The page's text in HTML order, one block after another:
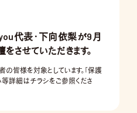
代表・下向依梨が9月
させていただきます。
皆様を対象としています。「保護
詳細はチラシをご参照くださ